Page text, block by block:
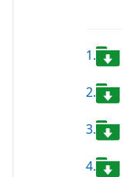
1.
2.
3.
4.